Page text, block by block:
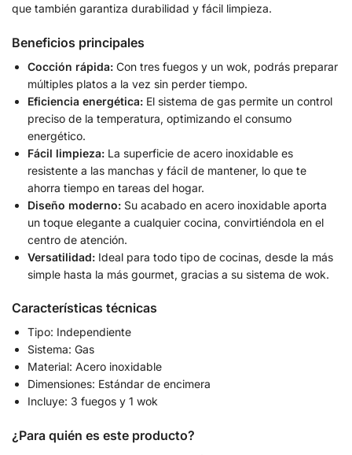
que también garantiza durabilidad y fácil limpieza.
Beneficios principales
Cocción rápida: Con tres fuegos y un wok, podrás preparar
múltiples platos a la vez sin perder tiempo.
Eficiencia energética: El sistema de gas permite un control
preciso de la temperatura, optimizando el consumo
energético.
Fácil limpieza: La superficie de acero inoxidable es
resistente a las manchas y fácil de mantener, lo que te
ahorra tiempo en tareas del hogar.
Diseño moderno: Su acabado en acero inoxidable aporta
un toque elegante a cualquier cocina, convirtiéndola en el
centro de atención.
Versatilidad: Ideal para todo tipo de cocinas, desde la más
simple hasta la más gourmet, gracias a su sistema de wok.
Características técnicas
Tipo: Independiente
Sistema: Gas
Material: Acero inoxidable
Dimensiones: Estándar de encimera
Incluye: 3 fuegos y 1 wok
¿Para quién es este producto?